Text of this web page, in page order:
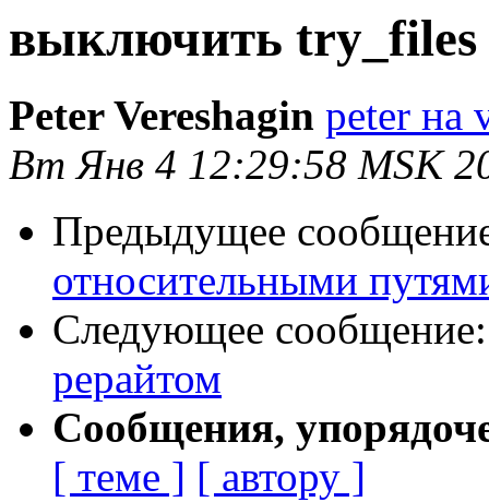
выключить try_files
Peter Vereshagin peter на
Вт Янв 4 12:29:58 MSK
Предыдущее
относительными
Следующее
рерайтом
Сообщения,
[ теме ] [ автору ]